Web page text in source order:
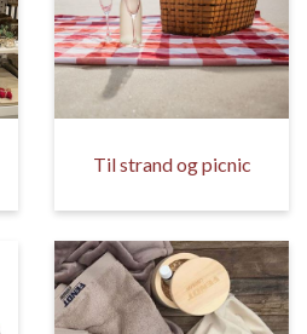
Til strand og picnic